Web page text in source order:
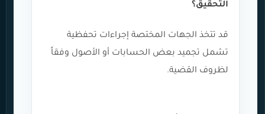
التحقيق؟
قد تتخذ الجهات المختصة إجراءات تحفظية
تشمل تجميد بعض الحسابات أو الأصول وفقاً
لظروف القضية.